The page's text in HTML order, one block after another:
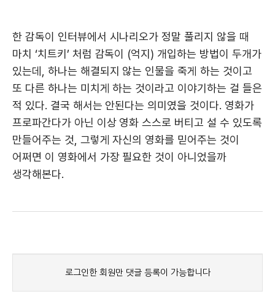
한 감독이 인터뷰에서 시나리오가 정말 풀리지 않을 때
마치 ‘치트키’ 처럼 감독이 (억지) 개입하는 방법이 두개가
있는데, 하나는 해결되지 않는 인물을 죽게 하는 것이고
또 다른 하나는 미치게 하는 것이라고 이야기하는 걸 들은
적 있다. 결국 해서는 안된다는 의미였을 것이다. 영화가
프로파간다가 아닌 이상 영화 스스로 버티고 설 수 있도록
만들어주는 것, 그렇게 자신의 영화를 믿어주는 것이
어쩌면 이 영화에서 가장 필요한 것이 아니었을까
생각해본다.